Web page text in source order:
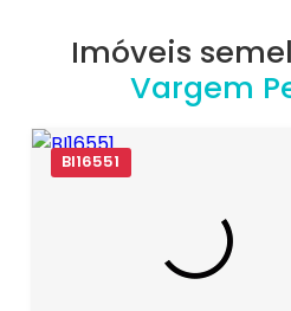
Imóveis
Vargem
BI16551